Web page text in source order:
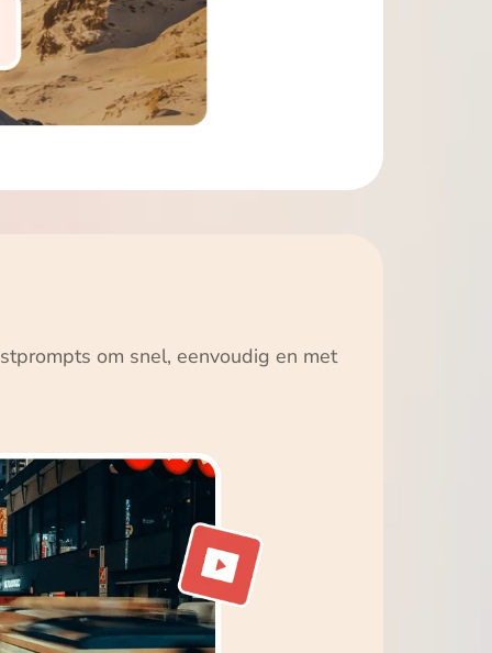
om snel, eenvoudig en met